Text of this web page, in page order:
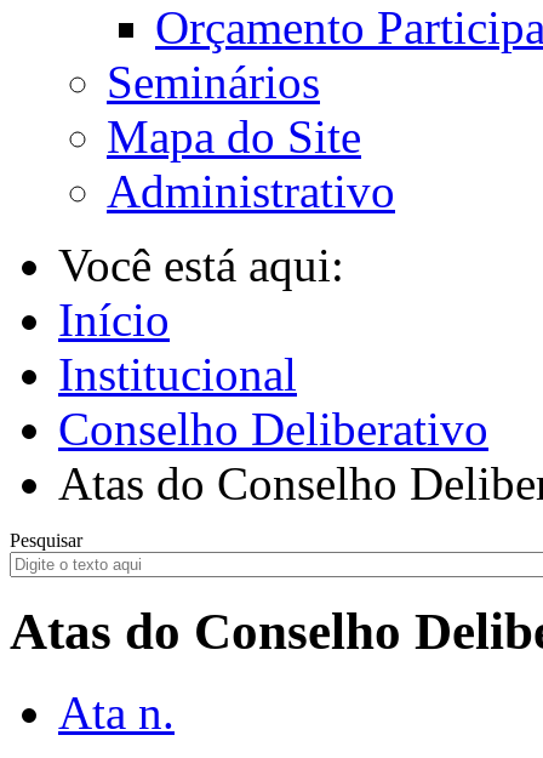
Orçamento
Seminários
Mapa do Site
Administrativo
Você está aqui:
Início
Institucional
Conselho Deliberativo
Atas do Conselho
Pesquisar
Atas do Conselho
Ata n.